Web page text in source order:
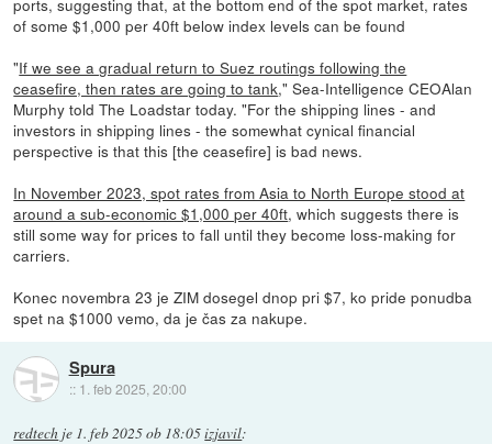
of some $1,000 per 40ft below index levels can be found
"If we see a gradual return to Suez routings following the
ceasefire, then rates are going to tank," Sea-Intelligence CEOAlan
Murphy told The Loadstar today. "For the shipping lines - and
investors in shipping lines - the somewhat cynical financial
perspective is that this [the ceasefire] is bad news.
In November 2023, spot rates from Asia to North Europe stood at
around a sub-economic $1,000 per 40ft, which suggests there is
still some way for prices to fall until they become loss-making for
carriers.
Konec novembra 23 je ZIM dosegel dnop pri $7, ko pride ponudba
spet na $1000 vemo, da je čas za nakupe.
Spura
:: 1. feb 2025, 20:00
redtech je 1. feb 2025 ob 18:05izjavil: